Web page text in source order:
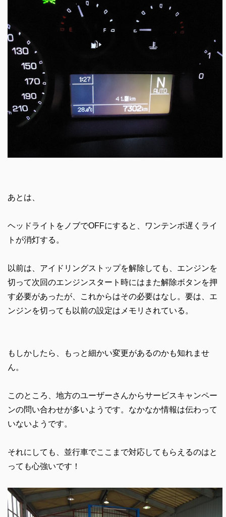
あとは、
ヘッドライトをノブでOFFにすると、ワンテンポ遅くライ
トが消灯する。
以前は、アイドリングストップを解除しても、エンジンを
切って次回のエンジンスタート時にはまた解除ボタンを押
す必要があったが、これからはその必要はなし。要は、エ
ンジンを切っても以前の設定はメモリされている。
もしかしたら、もっと細かい変更があるのかも知れませ
ん。
このところ、地方のユーザーさんからサービスキャンペー
ンの問い合わせが多いようです。なかなか情報は伝わって
いないようです。
それにしても、並行車でここまで対応してもらえるのはと
っても心強いです！